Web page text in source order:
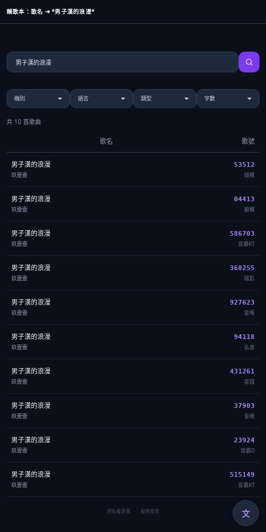
賴歌本：歌名 ➔ *男子漢的浪漫*
共 10 首歌曲
歌名 歌號
男子漢的浪漫
玖壹壹
53512
錢櫃
男子漢的浪漫
玖壹壹
04413
銀櫃
男子漢的浪漫
玖壹壹
586703
音霸KT
男子漢的浪漫
玖壹壹
360255
瑞影
男子漢的浪漫
玖壹壹
927623
金嗓
男子漢的浪漫
玖壹壹
94118
弘音
男子漢的浪漫
玖壹壹
431261
音圓
男子漢的浪漫
玖壹壹
37903
金嗓
男子漢的浪漫
玖壹壹
23924
音霸D
男子漢的浪漫
玖壹壹
515149
音霸KT
隱私權政策 · 服務條款 文